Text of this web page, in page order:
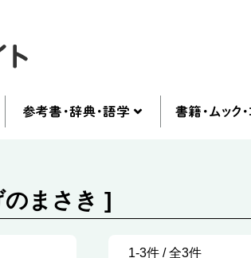
まさき ]
1-3件 / 全3件